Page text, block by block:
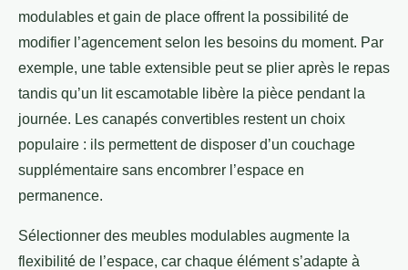
modulables et gain de place offrent la possibilité de
modifier l’agencement selon les besoins du moment. Par
exemple, une table extensible peut se plier après le repas
tandis qu’un lit escamotable libère la pièce pendant la
journée. Les canapés convertibles restent un choix
populaire : ils permettent de disposer d’un couchage
supplémentaire sans encombrer l’espace en
permanence.
Sélectionner des meubles modulables augmente la
flexibilité de l’espace, car chaque élément s’adapte à